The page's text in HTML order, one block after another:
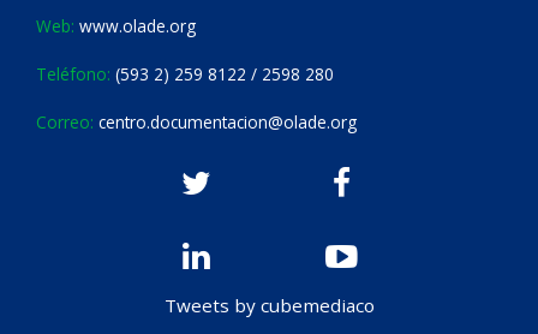
Web: www.olade.org
Teléfono: (593 2) 259 8122 / 2598 280
Correo: centro.documentacion@olade.org
Tweets by cubemediaco